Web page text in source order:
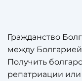
Гражданство
между
Получить
репатриации